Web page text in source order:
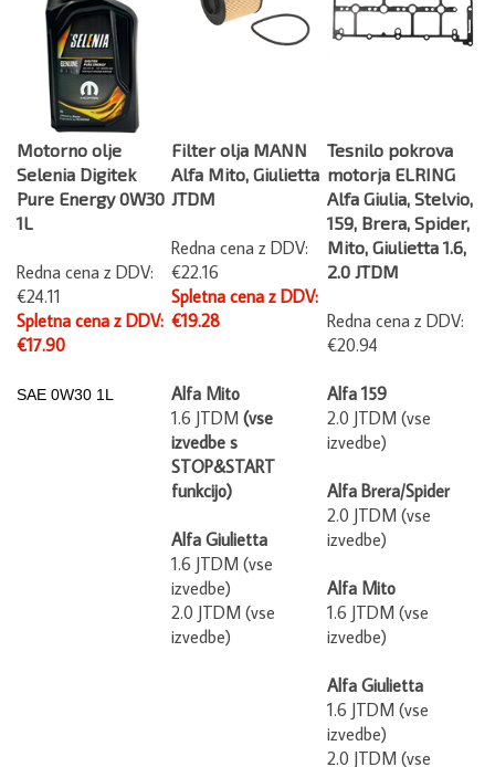
Motorno olje
Selenia Digitek
Pure Energy 0W30
1L
Redna cena z DDV:
€24.11
Spletna cena z DDV:
€17.90
Filter olja MANN
Alfa Mito, Giulietta
JTDM
Redna cena z DDV:
€22.16
Spletna cena z DDV:
€19.28
Tesnilo pokrova
motorja ELRING
Alfa Giulia, Stelvio,
159, Brera, Spider,
Mito, Giulietta 1.6,
2.0 JTDM
Redna cena z DDV:
€20.94
Alfa Mito
1.6 JTDM (vse
izvedbe s
STOP&START
funkcijo)
Alfa Giulietta
1.6 JTDM (vse
izvedbe)
2.0 JTDM (vse
izvedbe)
Alfa 159
2.0 JTDM (vse
izvedbe)
Alfa Brera/Spider
2.0 JTDM (vse
izvedbe)
Alfa Mito
1.6 JTDM (vse
izvedbe)
Alfa Giulietta
1.6 JTDM (vse
izvedbe)
2.0 JTDM (vse